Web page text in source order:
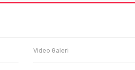
Video Galeri